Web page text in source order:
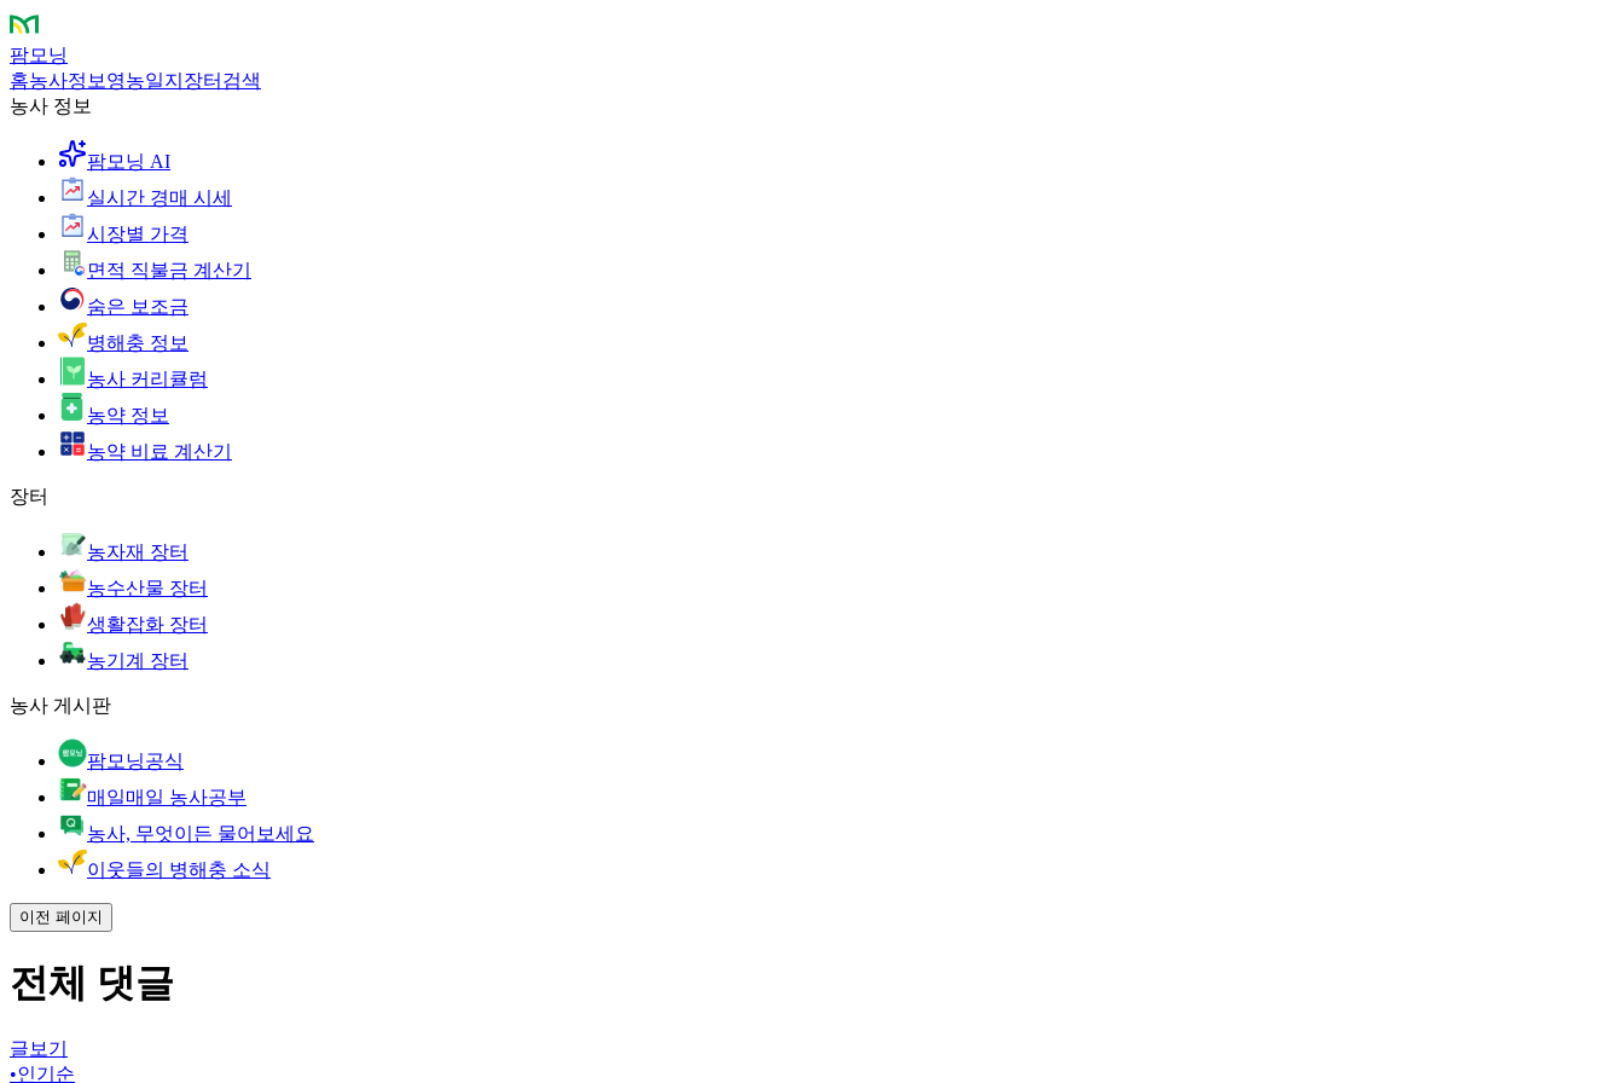
팜모닝
홈농사정보 영농일지 장터 검색
농사 정보
팜모닝 AI
실시간 경매 시세
시장별 가격
면적 직불금 계산기
숨은 보조금
병해충 정보
농사 커리큘럼
농약 정보
농약 비료 계산기
장터
농자재 장터
농수산물 장터
생활잡화 장터
농기계 장터
농사 게시판
팜모닝공식
매일매일 농사공부
농사, 무엇이든 물어보세요
이웃들의 병해충 소식
이전 페이지
전체 댓글
글보기
•인기순